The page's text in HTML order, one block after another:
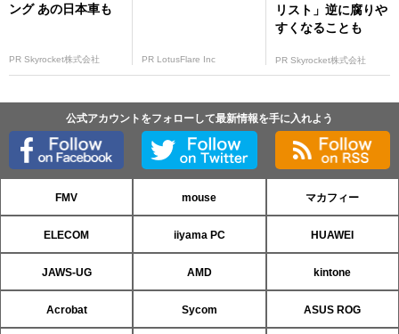
ング あの日本車も
PR Skyrocket株式会社 PR LotusFlare Inc
リスト」逆に腐りや
すくなることも
PR Skyrocket株式会社
公式アカウントをフォローして最新情報を手に入れよう
FMV mouse マカフィー
ELECOM iiyama PC HUAWEI
JAWS-UG AMD kintone
Acrobat Sycom ASUS ROG